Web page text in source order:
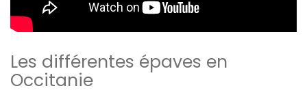
Les différentes épaves en
Occitanie